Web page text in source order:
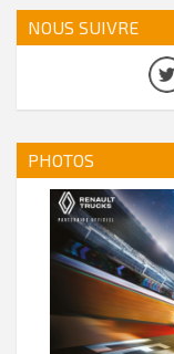
NOUS SUIVRE
PHOTOS